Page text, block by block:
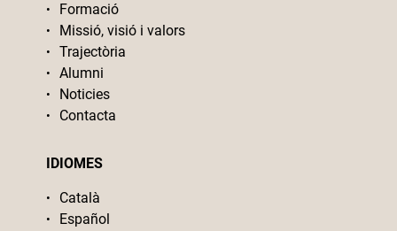
Formació
Missió, visió i valors
Trajectòria
Alumni
Noticies
Contacta
IDIOMES
Català
Español